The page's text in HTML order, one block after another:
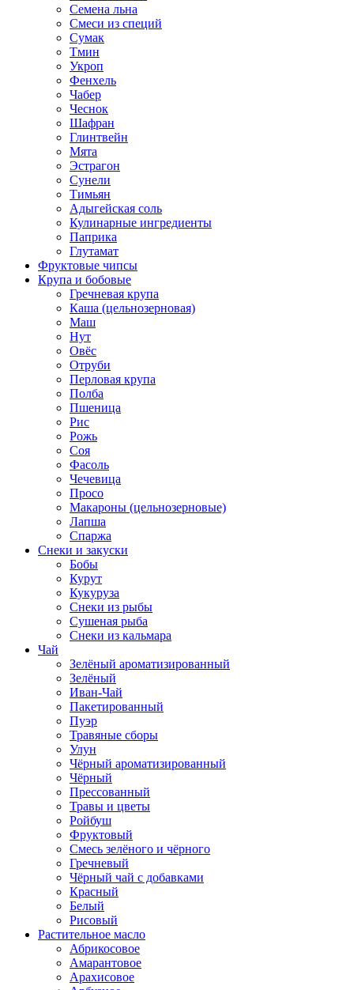
Семена льна
Смеси из специй
Сумак
Тмин
Укроп
Фенхель
Чабер
Чеснок
Шафран
Глинтвейн
Мята
Эстрагон
Сунели
Тимьян
Адыгейская соль
Кулинарные ингредиенты
Паприка
Глутамат
Фруктовые чипсы
Крупа и бобовые
Гречневая крупа
Каша (цельнозерновая)
Маш
Нут
Овёс
Отруби
Перловая крупа
Полба
Пшеница
Рис
Рожь
Соя
Фасоль
Чечевица
Просо
Макароны (цельнозерновые)
Лапша
Спаржа
Снеки и закуски
Бобы
Курут
Кукуруза
Снеки из рыбы
Сушеная рыба
Снеки из кальмара
Чай
Зелёный ароматизированный
Зелёный
Иван-Чай
Пакетированный
Пуэр
Травяные сборы
Улун
Чёрный ароматизированный
Чёрный
Прессованный
Травы и цветы
Ройбуш
Фруктовый
Смесь зелёного и чёрного
Гречневый
Чёрный чай с добавками
Красный
Белый
Рисовый
Растительное масло
Абрикосовое
Амарантовое
Арахисовое